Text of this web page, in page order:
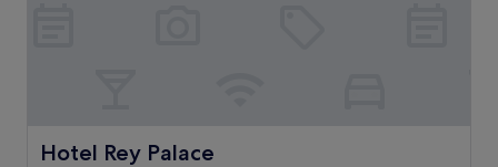
Hotel Rey Palace
Hotel Rey Palace